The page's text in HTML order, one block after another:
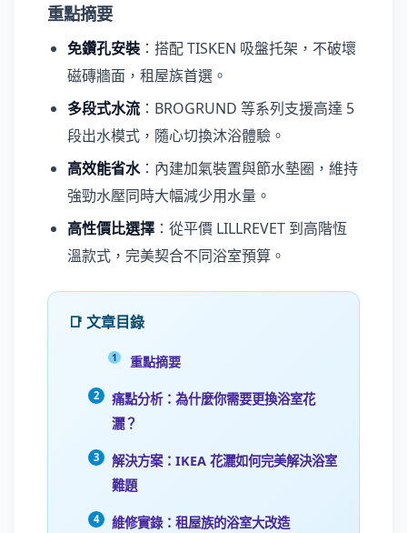
重點摘要
免鑽孔安裝 ：搭配 TISKEN 吸盤托架，不破壞
磁磚牆面，租屋族首選。
多段式水流 ：BROGRUND 等系列支援高達 5
段出水模式，隨心切換沐浴體驗。
高效能省水：內建加氣裝置與節水墊圈，維持
強勁水壓同時大幅減少用水量。
高性價比選擇 ：從平價 LILLREVET 到高階恆
溫款式，完美契合不同浴室預算。
📑 文章目錄
重點摘要
痛點分析：為什麼你需要更換浴室花
灑？
解決方案：IKEA 花灑如何完美解決浴室
難題
維修實錄：租屋族的浴室大改造